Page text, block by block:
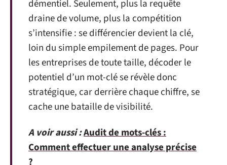
démentiel. Seulement, plus la requête
draine de volume, plus la compétition
s’intensifie : se différencier devient la clé,
loin du simple empilement de pages. Pour
les entreprises de toute taille, décoder le
potentiel d’un mot-clé se révèle donc
stratégique, car derrière chaque chiffre, se
cache une bataille de visibilité.
A voir aussi :Audit de mots-clés :
Comment effectuer une analyse précise
?